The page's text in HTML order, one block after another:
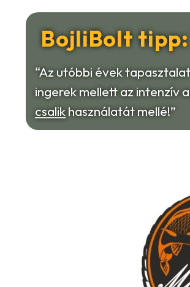
BojliBolt tipp:
“Az utóbbi évek
ingerek mellett az intenzív
csalikhasználatát mellé!”